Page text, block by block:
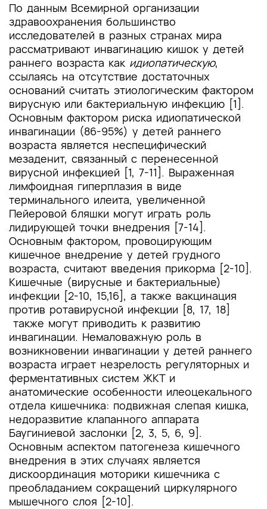
По данным Всемирной организации
здравоохранения большинство
исследователей в разных странах мира
рассматривают инвагинацию кишок у детей
раннего возраста как идиопатическую,
ссылаясь на отсутствие достаточных
оснований считать этиологическим фактором
вирусную или бактериальную инфекцию [1].
Основным фактором риска идиопатической
инвагинации (86-95%) у детей раннего
возраста является неспецифический
мезаденит, связанный с перенесенной
вирусной инфекцией [1, 7-11]. Выраженная
лимфоидная гиперплазия в виде
терминального илеита, увеличенной
Пейеровой бляшки могут играть роль
лидирующей точки внедрения [7-14].
Основным фактором, провоцирующим
кишечное внедрение у детей грудного
возраста, считают введения прикорма [2-10].
Кишечные (вирусные и бактериальные)
инфекции [2-10, 15,16], а также вакцинация
против ротавирусной инфекции [8, 17, 18]
также могут приводить к развитию
инвагинации. Немаловажную роль в
возникновении инвагинации у детей раннего
возраста играет незрелость регуляторных и
ферментативных систем ЖКТ и
анатомические особенности илеоцекального
отдела кишечника: подвижная слепая кишка,
недоразвитие клапанного аппарата
Баугиниевой заслонки [2, 3, 5, 6, 9].
Основным аспектом патогенеза кишечного
внедрения в этих случаях является
дискоординация моторики кишечника с
преобладанием сокращений циркулярного
мышечного слоя [2-10].